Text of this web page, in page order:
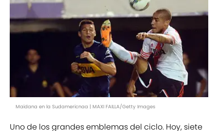
Maidana en la Sudamericnaa | MAXI FAILLA/Getty Images
Uno de los grandes emblemas del ciclo. Hoy, siete